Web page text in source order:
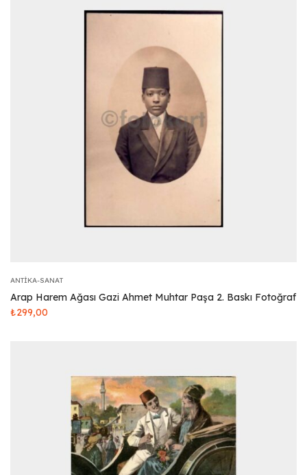
ANTIKA-SANAT
Arap Harem Ağası Gazi Ahmet Muhtar Paşa 2. Baskı Fotoğraf
₺299,00